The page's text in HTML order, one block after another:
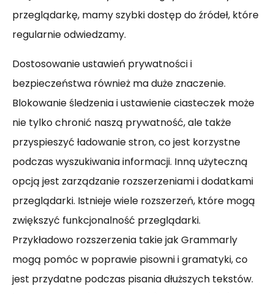
przeglądarkę, mamy szybki dostęp do źródeł, które
regularnie odwiedzamy.
Dostosowanie ustawień prywatności i
bezpieczeństwa również ma duże znaczenie.
Blokowanie śledzenia i ustawienie ciasteczek może
nie tylko chronić naszą prywatność, ale także
przyspieszyć ładowanie stron, co jest korzystne
podczas wyszukiwania informacji. Inną użyteczną
opcją jest zarządzanie rozszerzeniami i dodatkami
przeglądarki. Istnieje wiele rozszerzeń, które mogą
zwiększyć funkcjonalność przeglądarki.
Przykładowo rozszerzenia takie jak Grammarly
mogą pomóc w poprawie pisowni i gramatyki, co
jest przydatne podczas pisania dłuższych tekstów.